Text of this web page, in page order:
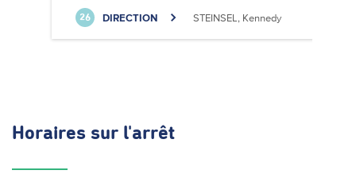
26 DIRECTION STEINSEL, Kennedy
Horaires sur l'arrêt